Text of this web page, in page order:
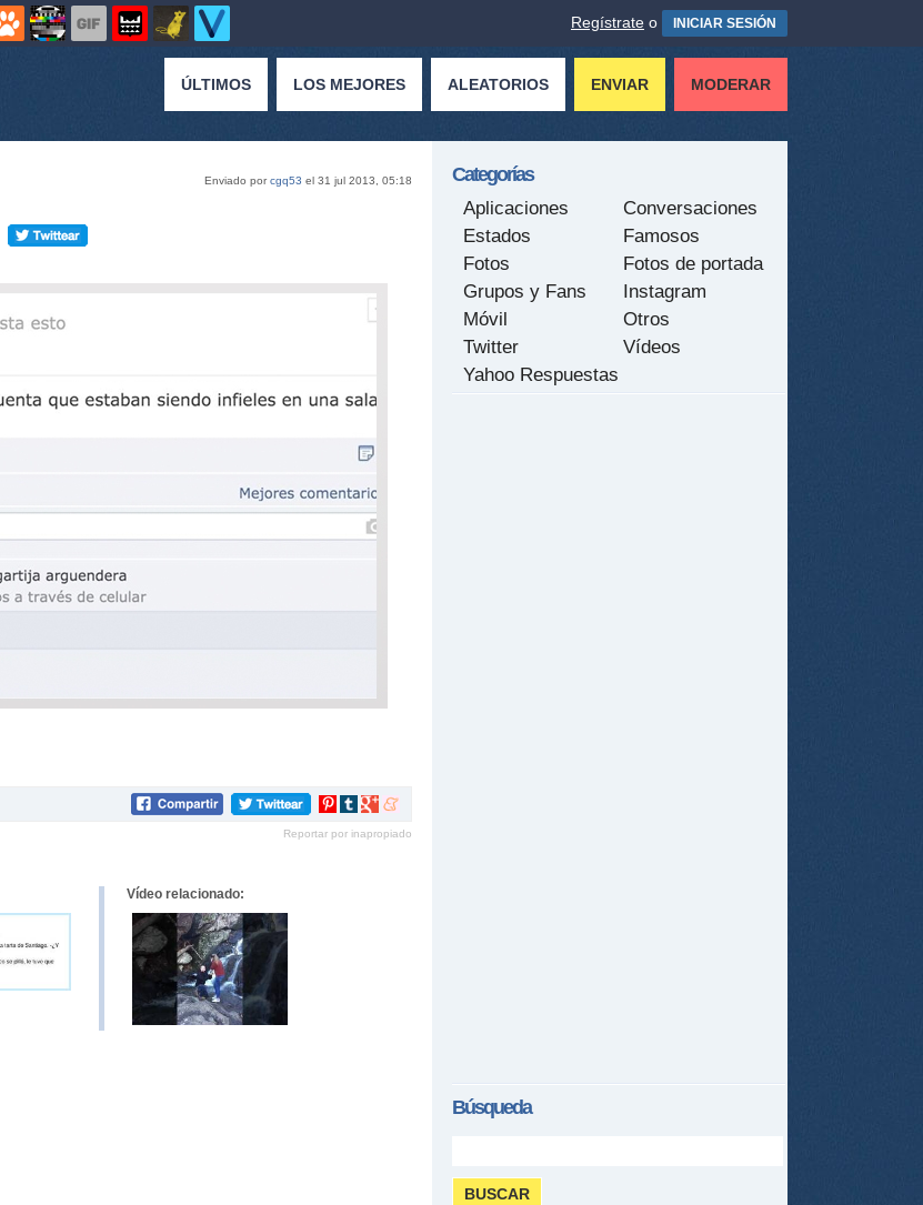
Regístrate o INICIAR SESIÓN
ÚLTIMOS LOS MEJORES ALEATORIOS ENVIAR MODERAR
Enviado porcgq53 el 31 jul 2013, 05:18
Compartir
Pinterest
Compartir
tumblr
Compartir
Google+
Compartir
meneame
Reportar por inapropiado
Vídeo relacionado:
Categorías
Aplicaciones
Conversaciones
Estados
Famosos
Fotos
Fotos de portada
Grupos y Fans
Instagram
Móvil
Otros
Twitter
Vídeos
Yahoo Respuestas
Búsqueda